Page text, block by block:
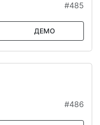
#485
ДЕМО
#486